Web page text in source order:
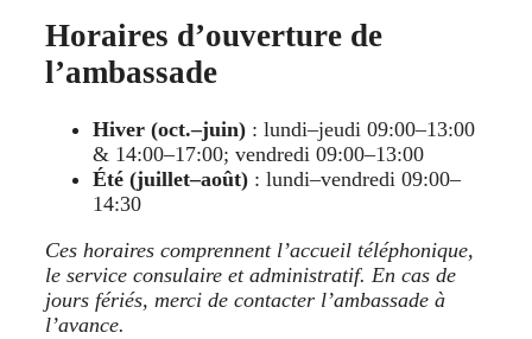
Horaires d’ouverture de
l’ambassade
Hiver (oct.–juin) : lundi–jeudi 09:00–13:00
& 14:00–17:00; vendredi 09:00–13:00
Été (juillet–août) : lundi–vendredi 09:00–
14:30
Ces horaires comprennent l’accueil téléphonique,
le service consulaire et administratif. En cas de
jours fériés, merci de contacter l’ambassade à
l’avance.